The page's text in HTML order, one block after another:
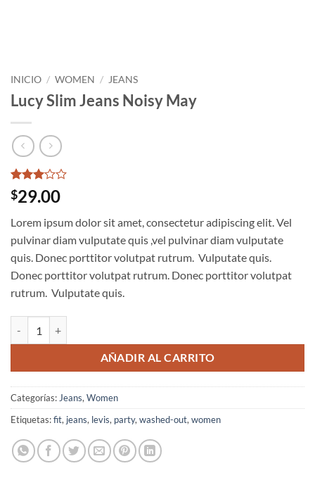
INICIO / WOMEN / JEANS
Lucy Slim Jeans Noisy May
Valorado
con3
en
base a
2
valoraciones
de
clientes
$29.00
Lorem ipsum dolor sit amet, consectetur adipiscing elit. Vel
pulvinar diam vulputate quis ,vel pulvinar diam vulputate
quis. Donec porttitor volutpat rutrum. Vulputate quis.
Donec porttitor volutpat rutrum. Donec porttitor volutpat
rutrum. Vulputate quis.
AÑADIR AL CARRITO
Categorías: Jeans, Women
Etiquetas:fit, jeans, levis, party, washed-out, women